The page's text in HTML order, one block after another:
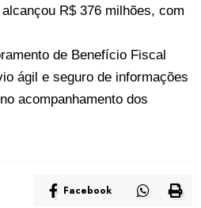
R$ 376 milhões, com
de Benefício Fiscal
ágil e seguro de informações
acompanhamento dos
Facebook